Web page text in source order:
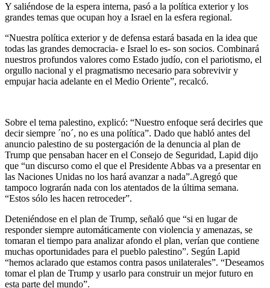
Y saliéndose de la espera interna, pasó a la política exterior y los
grandes temas que ocupan hoy a Israel en la esfera regional.
“Nuestra política exterior y de defensa estará basada en la idea que
todas las grandes democracia- e Israel lo es- son socios. Combinará
nuestros profundos valores como Estado judío, con el pariotismo, el
orgullo nacional y el pragmatismo necesario para sobrevivir y
empujar hacia adelante en el Medio Oriente”, recalcó.
Sobre el tema palestino, explicó: “Nuestro enfoque será decirles que
decir siempre ´no´, no es una política”. Dado que habló antes del
anuncio palestino de su postergación de la denuncia al plan de
Trump que pensaban hacer en el Consejo de Seguridad, Lapid dijo
que “un discurso como el que el Presidente Abbas va a presentar en
las Naciones Unidas no los hará avanzar a nada”.Agregó que
tampoco lograrán nada con los atentados de la última semana.
“Estos sólo les hacen retroceder”.
Deteniéndose en el plan de Trump, señaló que “si en lugar de
responder siempre automáticamente con violencia y amenazas, se
tomaran el tiempo para analizar afondo el plan, verían que contiene
muchas oportunidades para el pueblo palestino”. Según Lapid
“hemos aclarado que estamos contra pasos unilaterales”. “Deseamos
tomar el plan de Trump y usarlo para construir un mejor futuro en
esta parte del mundo”.